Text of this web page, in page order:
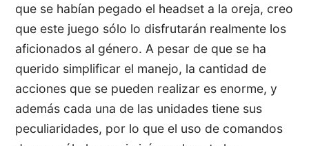
que se habían pegado el headset a la oreja, creo
que este juego sólo lo disfrutarán realmente los
aficionados al género. A pesar de que se ha
querido simplificar el manejo, la cantidad de
acciones que se pueden realizar es enorme, y
además cada una de las unidades tiene sus
peculiaridades, por lo que el uso de comandos